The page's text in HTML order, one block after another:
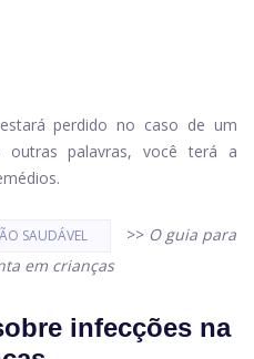
perdido no caso de um
outras palavras, você terá a
SAUDÁVEL >> O guia para
em crianças
infecções na